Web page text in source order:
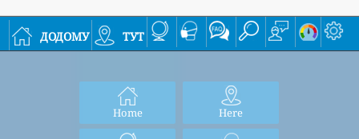
додому тут
Home Here